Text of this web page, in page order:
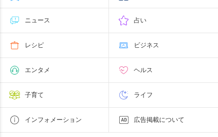
ニュース 占い
レシピ ビジネス
エンタメ ヘルス
子育て ライフ
インフォメーション 広告掲載について